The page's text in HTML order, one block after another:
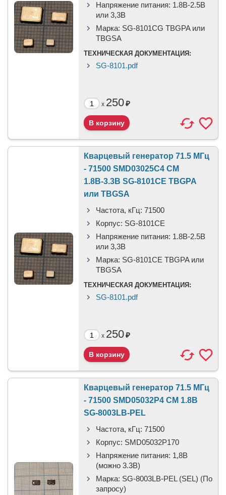
Напряжение питания: 1.8В-2.5B
или 3,3B
Марка: SG-8101CG TBGPA или
TBGSA
ТЕХНИЧЕСКАЯ ДОКУМЕНТАЦИЯ:
SG-8101.pdf
x 250₽
Кварцевый генератор 71.5 МГц
- 71500 SMD03025C4 CM
1.8В-3.3В SG-8101CE TBGPA
или TBGSA
Частота, кГц: 71500
Корпус: SG-8101CE
Напряжение питания: 1.8В-2.5B
или 3,3B
Марка: SG-8101CE TBGPA или
TBGSA
ТЕХНИЧЕСКАЯ ДОКУМЕНТАЦИЯ:
SG-8101.pdf
x 250₽
Кварцевый генератор 71.5 МГц
- 71500 SMD05032P4 CM 1.8В
SG-8003LB-PEL
Частота, кГц: 71500
Корпус: SMD05032P170
Напряжение питания: 1,8В
(можно 3.3В)
Марка: SG-8003LB-PEL (SEL) (По
запросу)